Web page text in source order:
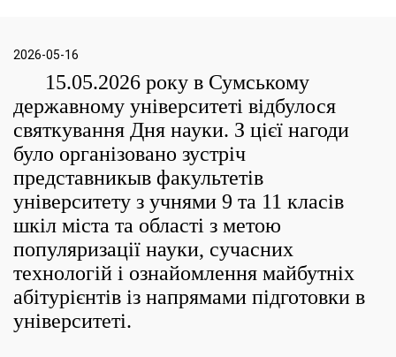
2026-05-16
15.05.2026 року в Сумському
державному університеті відбулося
святкування Дня науки. З цієї нагоди
було організовано зустріч
представникыв факультетів
університету з учнями 9 та 11 класів
шкіл міста та області з метою
популяризації науки, сучасних
технологій і ознайомлення майбутніх
абітурієнтів із напрямами підготовки в
університеті.